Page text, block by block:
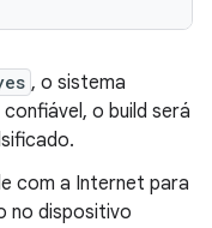
, o sistema
o build será
com a Internet para
no dispositivo